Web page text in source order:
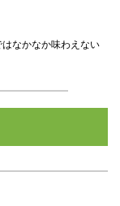
なかなか味わえない